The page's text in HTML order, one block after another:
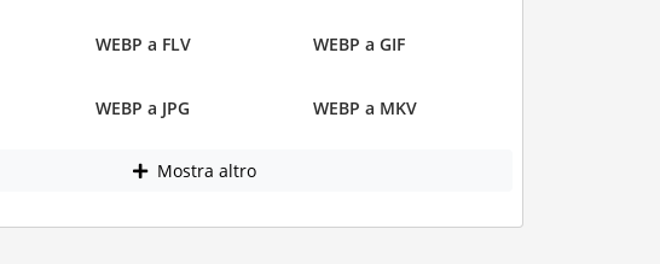
WEBP a FLV WEBP a GIF
WEBP a JPG WEBP a MKV
Mostra altro